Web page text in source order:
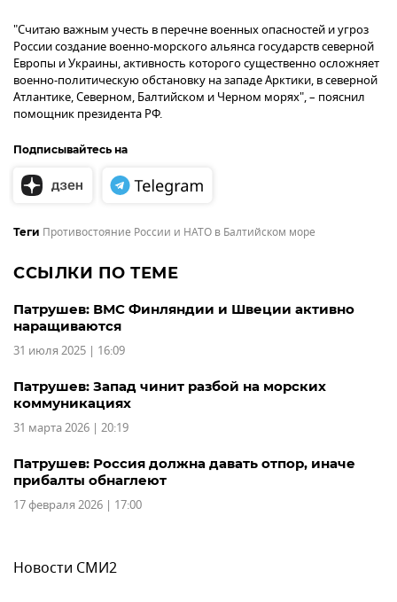
"Считаю важным учесть в перечне военных опасностей и угроз
России создание военно-морского альянса государств северной
Европы и Украины, активность которого существенно осложняет
военно-политическую обстановку на западе Арктики, в северной
Атлантике, Северном, Балтийском и Черном морях", – пояснил
помощник президента РФ.
Подписывайтесь на
Теги Противостояние России и НАТО в Балтийском море
ССЫЛКИ ПО ТЕМЕ
Патрушев: ВМС Финляндии и Швеции активно
наращиваются
31 июля 2025 | 16:09
Патрушев: Запад чинит разбой на морских
коммуникациях
31 марта 2026 | 20:19
Патрушев: Россия должна давать отпор, иначе
прибалты обнаглеют
17 февраля 2026 | 17:00
Новости СМИ2